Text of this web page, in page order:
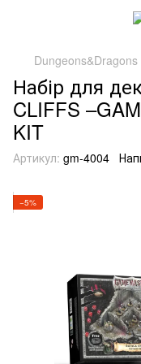
Dungeons&Dragons
Набір для
CLIFFS
KIT
Артикул: gm-4004
−5%